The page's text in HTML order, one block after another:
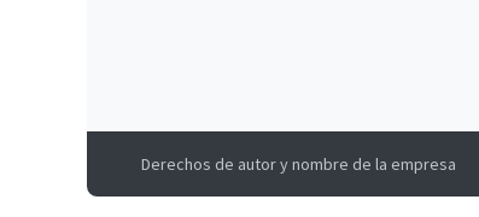
Derechos de autor y nombre de la empresa